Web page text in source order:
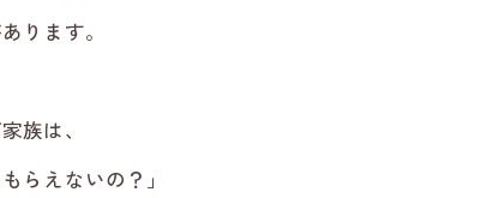
ります。
族は、
らえないの？」